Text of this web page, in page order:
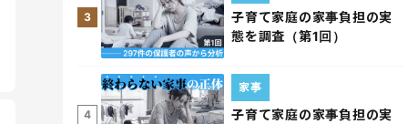
3
子育て家庭の家事負担の実
態を調査（第1回）
4
子育て家庭の家事負担の実
家事